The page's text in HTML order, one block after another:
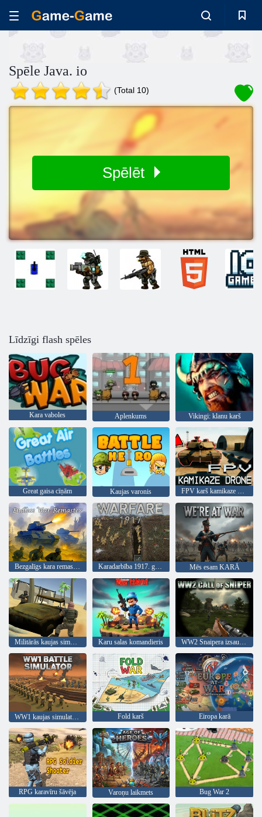
Spēle Java. io
(Total 10)
Spēlēt
Līdzīgi flash spēles
Kara vaboles Aplenkums Vikingi: klanu karš
Great gaisa cīņām Kaujas varonis FPV karš kamikaze drons
Karadarbība 1917. gadā uzlauzts Mēs esam KARĀ
Karu salas komandieris
WW1 kaujas simulators Fold karš Eiropa karā
RPG karavīru šāvēja Varoņu laikmets Bug War 2